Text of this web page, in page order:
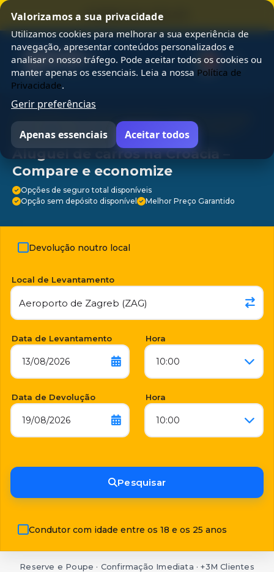
Valorizamos a sua privacidade
Utilizamos cookies para melhorar a sua experiência de
navegação, apresentar conteúdos personalizados e
analisar o nosso tráfego. Pode aceitar todos os cookies ou
manter apenas os essenciais. Leia a nossa Política de
Privacidade.
Gerir preferências
Apenas essenciais Aceitar todos
⭐ SUMMER SALE 25% OFF ⭐
por dia, 7 dias por semana ⭐ Sem taxas ocultas ⭐
Cancelamento gratuito ⭐
Aluguel de carros na Croácia –
Compare e economize
Opções de seguro total disponíveis
Opção sem depósito disponível
Melhor Preço Garantido
Devolução noutro local
Local de Levantamento
Data de Levantamento
13/08/2026
Hora
10:00
Data de Devolução
19/08/2026
Hora
10:00
Pesquisar
Condutor com idade entre os 18 e os 25 anos
Reserve e Poupe · Confirmação Imediata · +3M Clientes